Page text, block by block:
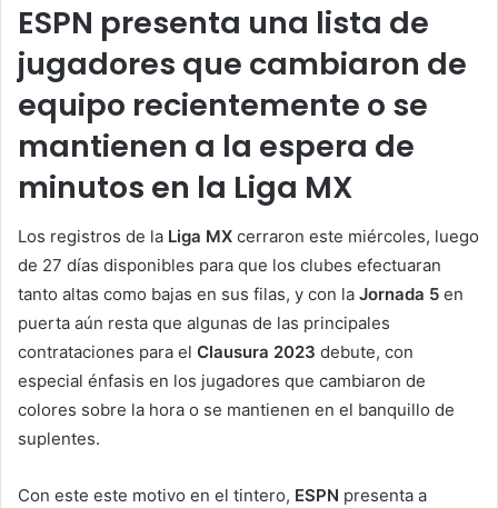
ESPN presenta una lista de
jugadores que cambiaron de
equipo recientemente o se
mantienen a la espera de
minutos en la Liga MX
Los registros de la Liga MX cerraron este miércoles, luego
de 27 días disponibles para que los clubes efectuaran
tanto altas como bajas en sus filas, y con la Jornada 5 en
puerta aún resta que algunas de las principales
contrataciones para el Clausura 2023 debute, con
especial énfasis en los jugadores que cambiaron de
colores sobre la hora o se mantienen en el banquillo de
suplentes.
Con este este motivo en el tintero, ESPN presenta a